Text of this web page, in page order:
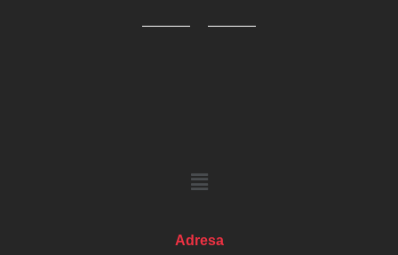
Adresa